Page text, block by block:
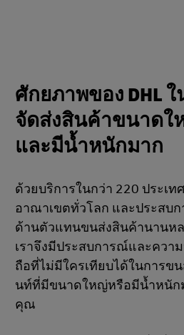
ศักยภาพของ DHL
จัดส่งสินค้าขนาดใ
และมีน้ำหนักมาก
ด้วยบริการในกว่า 220 ประเท
อาณาเขตทั่วโลก และประสบ
ด้านตัวแทนขนส่งสินค้านานห
เราจึงมีประสบการณ์และควา
ถือที่ไม่มีใครเทียบได้ในการขน
นท์ที่มีขนาดใหญ่หรือมีน้ำหนัก
คุณ